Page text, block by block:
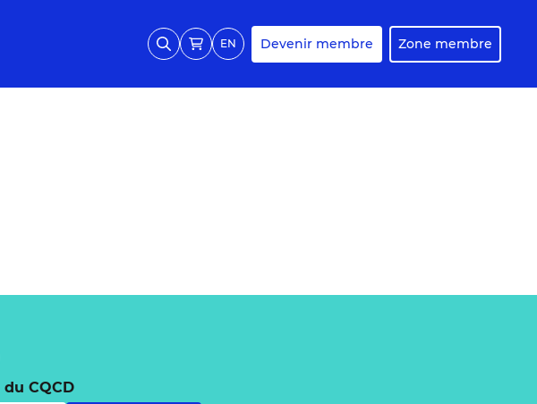
EN Devenir membre Zone membre
CQCD